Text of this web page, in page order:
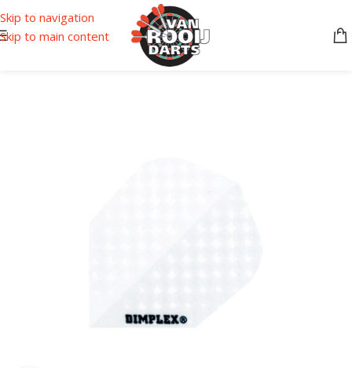
Skip to navigation
Skip to main content